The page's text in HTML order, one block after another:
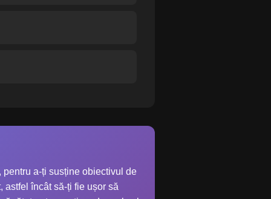
a-ți susține obiectivul de
astfel încât să-ți fie ușor să